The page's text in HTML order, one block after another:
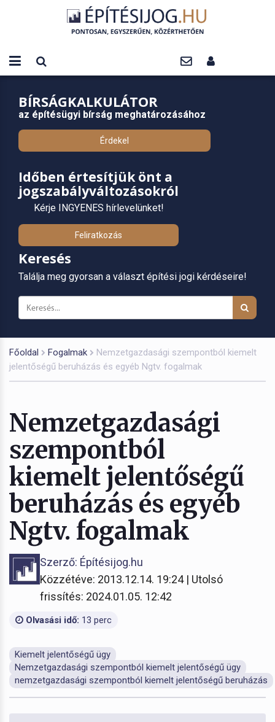
BÍRSÁGKALKULÁTOR
az építésügyi bírság meghatározásához
Érdekel
Időben értesítjük önt a
jogszabályváltozásokról
Kérje INGYENES hírlevelünket!
Feliratkozás
Keresés
Találja meg gyorsan a választ építési jogi kérdéseire!
Főoldal Fogalmak
Nemzetgazdasági szempontból kiemelt
jelentőségű beruházás és egyéb Ngtv. fogalmak
Nemzetgazdasági
szempontból
kiemelt jelentőségű
beruházás és egyéb
Ngtv. fogalmak
Szerző: Építésijog.hu
Közzétéve: 2013.12.14. 19:24 | Utolsó
frissítés: 2024.01.05. 12:42
Olvasási idő: 13 perc
Kiemelt jelentőségű ügy
Nemzetgazdasági szempontból kiemelt jelentőségű ügy
nemzetgazdasági szempontból kiemelt jelentőségű beruházás